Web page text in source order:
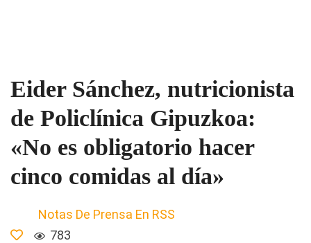
Eider Sánchez, nutricionista
de Policlínica Gipuzkoa:
«No es obligatorio hacer
cinco comidas al día»
Notas De Prensa En RSS
783